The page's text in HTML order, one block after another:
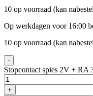
10 op voorraad (kan
Op werkdagen voor 16:00
10 op voorraad (kan
-
Stopcontact spies 2V + RA
+